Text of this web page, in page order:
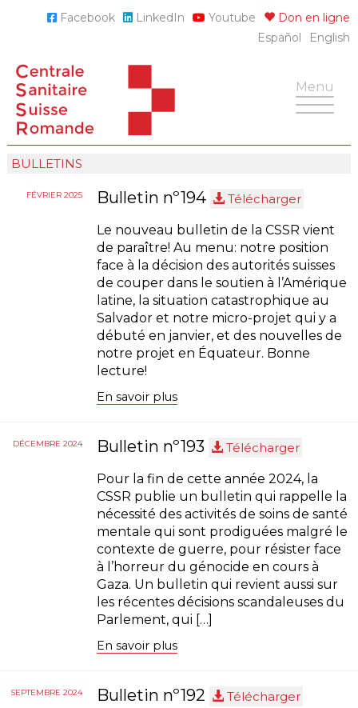
Don en ligne
Youtube
LinkedIn
Facebook
English
Español
Toggle
Menu
BULLETINS
FÉVRIER 2025 Bulletin nº194 Télécharger
Le nouveau bulletin de la CSSR vient
de paraître! Au menu: notre position
face à la décision des autorités suisses
de couper dans le soutien à l’Amérique
latine, la situation catastrophique au
Salvador et notre micro-projet qui y a
débuté en janvier, et des nouvelles de
notre projet en Équateur. Bonne
lecture!
En savoir plus
DÉCEMBRE 2024 Bulletin nº193 Télécharger
Pour la fin de cette année 2024, la
CSSR publie un bulletin qui rappelle la
nécessité des activités de soins de santé
mentale qui sont prodiguées malgré le
contexte de guerre, pour résister face
à l’horreur du génocide en cours à
Gaza. Un bulletin qui revient aussi sur
les récentes décisions scandaleuses du
Parlement, qui […]
En savoir plus
SEPTEMBRE 2024 Bulletin nº192 Télécharger